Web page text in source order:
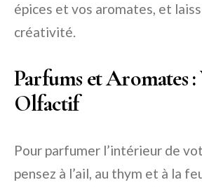
épices et vos aromates, et
créativité.
Parfums et Aromates :
Olfactif
Pour parfumer l’intérieur de
pensez à l’ail, au thym et à la